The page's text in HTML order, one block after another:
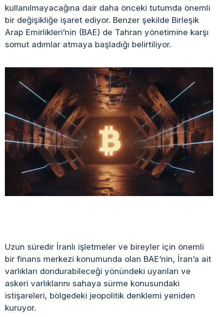
kullanılmayacağına dair daha önceki tutumda önemli
bir değişikliğe işaret ediyor. Benzer şekilde Birleşik
Arap Emirlikleri’nin (BAE) de Tahran yönetimine karşı
somut adımlar atmaya başladığı belirtiliyor.
Uzun süredir İranlı işletmeler ve bireyler için önemli
bir finans merkezi konumunda olan BAE’nin, İran’a ait
varlıkları dondurabileceği yönündeki uyarıları ve
askeri varlıklarını sahaya sürme konusundaki
istişareleri, bölgedeki jeopolitik denklemi yeniden
kuruyor.